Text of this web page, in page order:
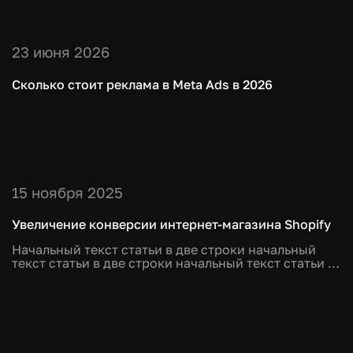
23 июня 2026
Сколько стоит реклама в Meta Ads в 2026
15 ноября 2025
Увеличение конверсии интернет-магазина Shopify
Начальный текст статьи в две строки начальный
текст статьи в две строки начальный текст статьи в